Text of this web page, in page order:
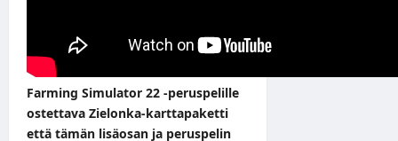
Farming Simulator 22 -peruspelille
ostettava Zielonka-karttapaketti
että tämän lisäosan ja peruspelin